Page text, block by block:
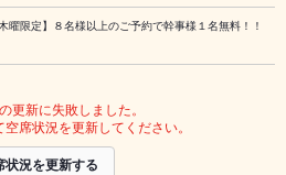
木曜限定】８名様以上のご予約で幹事様１名無料！！
更新に失敗しました。
席状況を更新してください。
状況を更新する